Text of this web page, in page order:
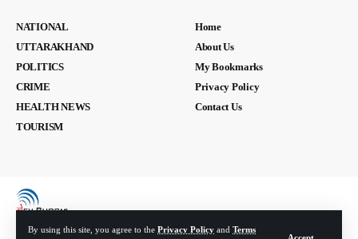
By using this site, you agree to the Privacy Policy and Terms
Accept
NATIONAL
UTTARAKHAND
POLITICS
CRIME
HEALTH NEWS
TOURISM
Home
About Us
My Bookmarks
Privacy Policy
Contact Us